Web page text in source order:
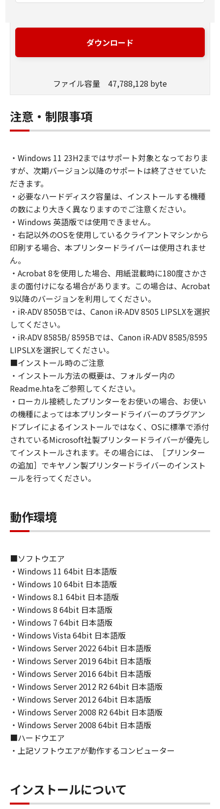
(1) キヤノンは、お客様が「キヤノン製品」を利
用する目的のために、「キヤノン製品」に直接
（本契約書においては、「本ソフトウェア」を
ること、またはコンピューターにおいて表示す
ること、アクセスすること、もしくは実行する
ことのいずれも含むものとします。）するため
お客様は、また「指定機器」にネットワークを
通じて接続されたコンピューター上で、かかる
コンピューターの使用者に対して「本ソフトウ
ェア」を使用させることができますが、かかる
コンピューターの使用者に本契約書上の義務お
よび条件を遵守させるとともに、その履行に関
し全責任を負うことを条件とします。
(2) お客様は、上記(1)に基づいて「本ソフトウ
ェア」を使用するためのバックアップとして、
きます。
(3) 上記(1)および(2)に定める場合を除き、キヤ
ノンまたはキヤノンのライセンサーのいかなる
知的財産権も、明示たると黙示たるとを問わ
ず、本契約書によってお客様に譲渡あるいは許
諾されるものではありません。
２．制限
(1) お客様は、再使用許諾、譲渡、販売、頒
布、リースもしくは貸与その他の方法により、
第三者に「本ソフトウェア」を使用させること
はできません。
(2) お客様は、「本ソフトウェア」の全部また
は一部を修正、改変、逆コンパイル、逆アセン
ブル、その他リバースエンジニアリング等する
ことはできません。また第三者にこのような行
為をさせてはなりません。
ノンまたはキヤノンのライセンサーの著作権表
示を変更し、除去しもしくは削除してはなりま
４．所有権
「本ソフトウェア」に係る権原および所有権
は、その内容によりキヤノンまたはキヤノンの
ライセンサーに帰属します。
５．輸出
お客様は、日本国政府または関連する外国政府
より必要な許可等を得ることなしに、「本ソフ
トウェア」の全部または一部を、直接または間
接に輸出してはなりません。
６．サポートおよびアップデート
キヤノン、キヤノンの子会社、関係会社、それ
らの販売代理店および販売店、並びにキヤノン
のライセンサーは、お客様による「本ソフトウ
ェア」の使用を支援すること、および「本ソフ
トウェア」に対してアップデート、バグの修正
７．保証の否認・免責
ダウンロード
ファイル容量 47,788,128 byte
注意・制限事項
・Windows 11 23H2まではサポート対象となっておりま
すが、次期バージョン以降のサポートは終了させていた
だきます。
・必要なハードディスク容量は、インストールする機種
の数により大きく異なりますのでご注意ください。
・Windows 英語版では使用できません。
・右記以外のOSを使用しているクライアントマシンから
印刷する場合、本プリンタードライバーは使用されませ
ん。
・Acrobat 8を使用した場合、用紙混載時に180度さかさ
まの面付けになる場合があります。この場合は、Acrobat
9以降のバージョンを利用してください。
・iR-ADV 8505Bでは、Canon iR-ADV 8505 LIPSLXを選択
してください。
・iR-ADV 8585B/ 8595Bでは、Canon iR-ADV 8585/8595
LIPSLXを選択してください。
■インストール時のご注意
・インストール方法の概要は、フォルダー内の
Readme.htaをご参照してください。
・ローカル接続したプリンターをお使いの場合、お使い
の機種によっては本プリンタードライバーのプラグアン
ドプレイによるインストールではなく、OSに標準で添付
されているMicrosoft社製プリンタードライバーが優先し
てインストールされます。その場合には、［プリンター
の追加］でキヤノン製プリンタードライバーのインスト
ールを行ってください。
動作環境
■ソフトウエア
・Windows 11 64bit 日本語版
・Windows 10 64bit 日本語版
・Windows 8.1 64bit 日本語版
・Windows 8 64bit 日本語版
・Windows 7 64bit 日本語版
・Windows Vista 64bit 日本語版
・Windows Server 2022 64bit 日本語版
・Windows Server 2019 64bit 日本語版
・Windows Server 2016 64bit 日本語版
・Windows Server 2012 R2 64bit 日本語版
・Windows Server 2012 64bit 日本語版
・Windows Server 2008 R2 64bit 日本語版
・Windows Server 2008 64bit 日本語版
■ハードウエア
・上記ソフトウエアが動作するコンピューター
インストールについて